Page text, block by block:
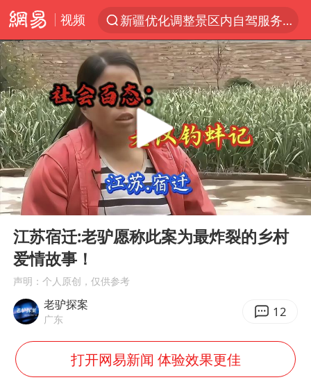
视频
新疆优化调整景区内自驾服务费
光影经济撬动暑期消费新蓝海
WTT横滨冠军赛国乒女单三将晋级四强
浙江上海等地有大雨或暴雨
《欢迎来龙餐馆》口碑
西湖突现狂风暴雨 游客瞬间被浇透
情侣在平潭拍日出时坠崖致一死一伤
香港正式允许“拒绝抢救”
白海豚将正面袭击贯穿浙江
酒店回应车内过夜被收150元
商场现钱学森巨幅海报 负责人回应
杭州全市有序停课
Play
00:00 09:46
江苏宿迁:老驴愿称此案为最炸裂的乡村
爱情故事！
声明：个人原创，仅供参考
老驴探案
广东 12
打开网易新闻 体验效果更佳